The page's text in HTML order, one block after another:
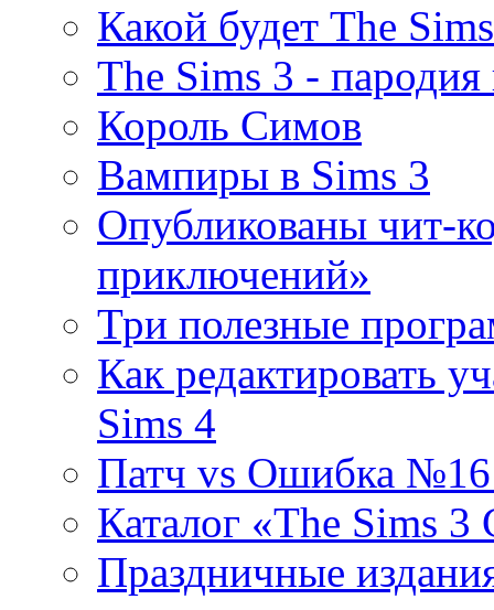
Какой будет The
The Sims 3 -
Король Симов
Вампиры в Sims 3
Опубликованы чит-
приключений»
Три полезные
Как редактировать
Sims 4
Патч vs Ошибка №16
Каталог «The Sims
Праздничные